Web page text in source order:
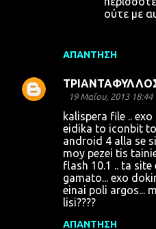
ΑΠΆΝΤΗΣΗ
ούτε με
19 Μαΐου, 2013 18:44
kalispera file ..
eidika to iconbit
android 4 alla se
moy pezei tis
flash 10.1 .. ta
gamato... exo
einai poli argos...
lisi????
ΑΠΆΝΤΗΣΗ